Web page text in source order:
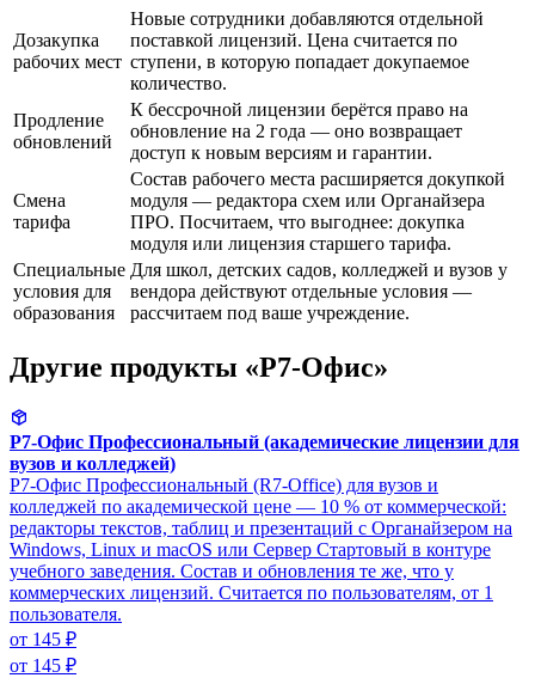
Дозакупка
рабочих мест
Новые сотрудники добавляются отдельной
поставкой лицензий. Цена считается по
ступени, в которую попадает докупаемое
количество.
Продление
обновлений
К бессрочной лицензии берётся право на
обновление на 2 года — оно возвращает
доступ к новым версиям и гарантии.
Смена
тарифа
Состав рабочего места расширяется докупкой
модуля — редактора схем или Органайзера
ПРО. Посчитаем, что выгоднее: докупка
модуля или лицензия старшего тарифа.
Специальные
условия для
образования
Для школ, детских садов, колледжей и вузов у
вендора действуют отдельные условия —
рассчитаем под ваше учреждение.
Другие продукты «Р7-Офис»
Р7-Офис Профессиональный (академические лицензии для
вузов и колледжей)
Р7-Офис Профессиональный (R7-Office) для вузов и
колледжей по академической цене — 10 % от коммерческой:
редакторы текстов, таблиц и презентаций с Органайзером на
Windows, Linux и macOS или Сервер Стартовый в контуре
учебного заведения. Состав и обновления те же, что у
коммерческих лицензий. Считается по пользователям, от 1
пользователя.
от 145 ₽
от 145 ₽